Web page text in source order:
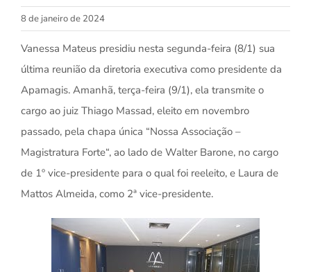
8 de janeiro de 2024
Vanessa Mateus presidiu nesta segunda-feira (8/1) sua
última reunião da diretoria executiva como presidente da
Apamagis. Amanhã, terça-feira (9/1), ela transmite o
cargo ao juiz Thiago Massad, eleito em novembro
passado, pela chapa única “Nossa Associação –
Magistratura Forte“, ao lado de Walter Barone, no cargo
de 1º vice-presidente para o qual foi reeleito, e Laura de
Mattos Almeida, como 2ª vice-presidente.